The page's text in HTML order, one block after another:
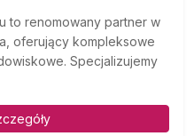
to renomowany partner w
oferujący kompleksowe
Specjalizujemy